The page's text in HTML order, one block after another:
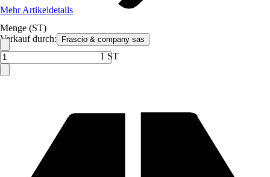
Verkauf durch: Frascio & company sas
Mehr Artikeldetails
Menge (ST)
1 ST